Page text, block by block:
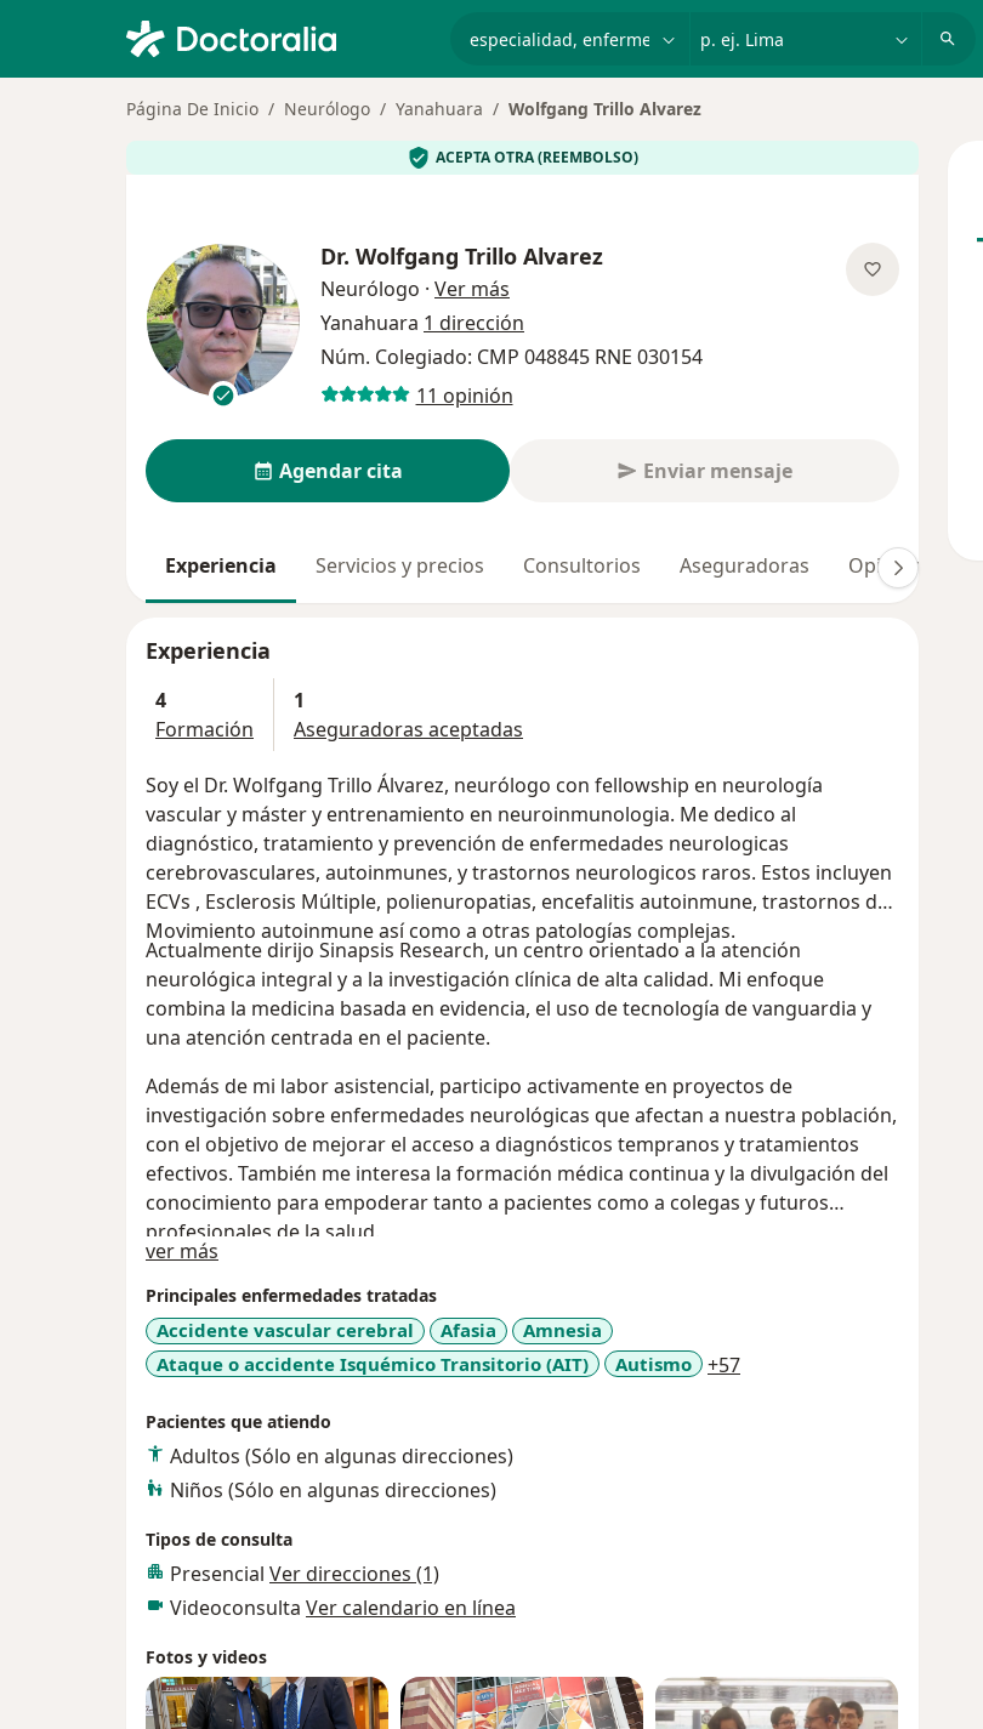
Página De Inicio Neurólogo Yanahuara Wolfgang Trillo Alvarez
ACEPTA OTRA (REEMBOLSO)
Dr. Wolfgang Trillo Alvarez
Neurólogo · Ver más
Yanahuara 1 dirección
Núm. Colegiado: CMP 048845 RNE 030154
11 opinión
Agendar cita Enviar mensaje
Experiencia Servicios y precios Consultorios Aseguradoras Opiniones (11)
Experiencia
4
Formación
1
Aseguradoras aceptadas
Soy el Dr. Wolfgang Trillo Álvarez, neurólogo con fellowship en neurología
vascular y máster y entrenamiento en neuroinmunologia. Me dedico al
diagnóstico, tratamiento y prevención de enfermedades neurologicas
cerebrovasculares, autoinmunes, y trastornos neurologicos raros. Estos incluyen
ECVs , Esclerosis Múltiple, polienuropatias, encefalitis autoinmune, trastornos del
Movimiento autoinmune así como a otras patologías complejas.
Actualmente dirijo Sinapsis Research, un centro orientado a la atención
neurológica integral y a la investigación clínica de alta calidad. Mi enfoque
combina la medicina basada en evidencia, el uso de tecnología de vanguardia y
una atención centrada en el paciente.
Además de mi labor asistencial, participo activamente en proyectos de
investigación sobre enfermedades neurológicas que afectan a nuestra población,
con el objetivo de mejorar el acceso a diagnósticos tempranos y tratamientos
efectivos. También me interesa la formación médica continua y la divulgación del
conocimiento para empoderar tanto a pacientes como a colegas y futuros
profesionales de la salud.
ver más
Principales enfermedades tratadas
Accidente vascular cerebral Afasia
Amnesia
Ataque o accidente Isquémico Transitorio (AIT)
Autismo +57a11y_sr_more_diseases
Pacientes que atiendo
Adultos (Sólo en algunas direcciones)
Niños (Sólo en algunas direcciones)
Tipos de consulta
Presencial Ver direcciones (1)
Videoconsulta Ver calendario en línea
Fotos y videos